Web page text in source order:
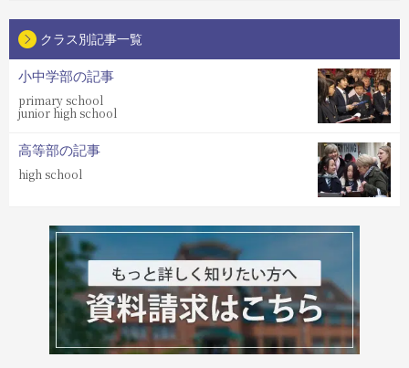
クラス別記事一覧
小中学部の記事
primary school
junior high school
高等部の記事
high school